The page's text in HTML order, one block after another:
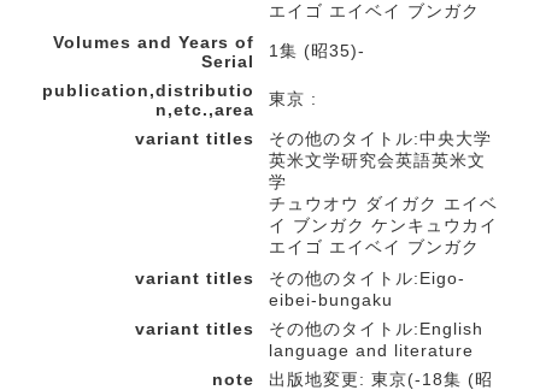
エイゴ エイベイ ブンガク
Volumes and Years of
Serial
1集 (昭35)-
publication,distributio
n,etc.,area
東京 :
variant titles
その他のタイトル:中央大学
英米文学研究会英語英米文
学
チュウオウ ダイガク エイベ
イ ブンガク ケンキュウカイ
エイゴ エイベイ ブンガク
variant titles
その他のタイトル:Eigo-
eibei-bungaku
variant titles
その他のタイトル:English
language and literature
note
出版地変更: 東京(-18集 (昭